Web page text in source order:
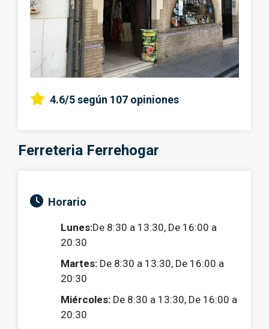
4.6/5según 107 opiniones
Ferreteria Ferrehogar
Horario
Lunes:De 8:30 a 13:30, De 16:00 a
20:30
Martes: De 8:30 a 13:30, De 16:00 a
20:30
Miércoles: De 8:30 a 13:30, De 16:00 a
20:30